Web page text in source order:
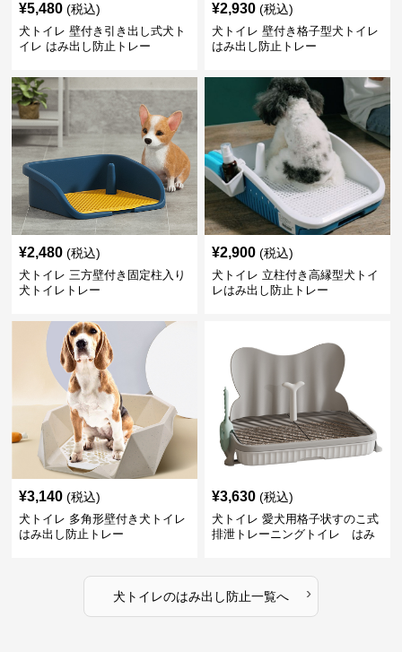
¥5,480 (税込)
犬トイレ 壁付き引き出し式犬ト
イレ はみ出し防止トレー
¥2,930 (税込)
犬トイレ 壁付き格子型犬トイレ
はみ出し防止トレー
¥2,480 (税込)
犬トイレ 三方壁付き固定柱入り
犬トイレトレー
¥2,900 (税込)
犬トイレ 立柱付き高縁型犬トイ
レはみ出し防止トレー
¥3,140 (税込)
犬トイレ 多角形壁付き犬トイレ
はみ出し防止トレー
¥3,630 (税込)
犬トイレ 愛犬用格子状すのこ式
排泄トレーニングトイレ はみ
犬トイレのはみ出し防止一覧へ ›